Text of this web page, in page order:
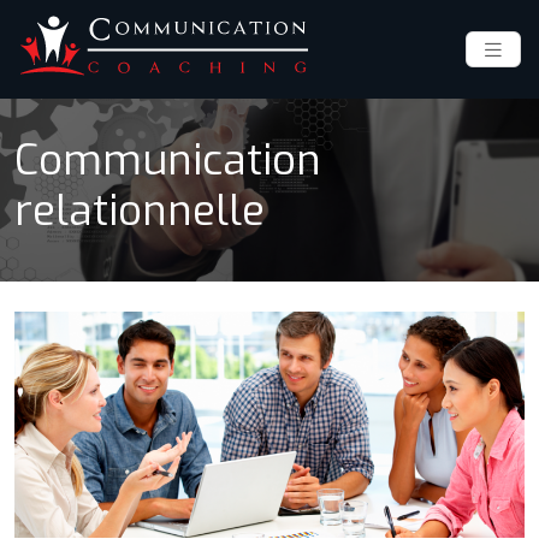
Communication
relationnelle